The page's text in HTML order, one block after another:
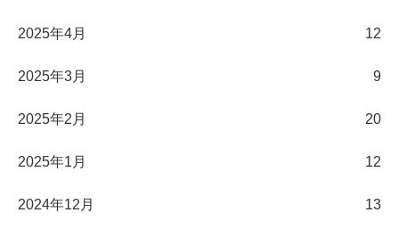
2025年4月 12
2025年3月 9
2025年2月 20
2025年1月 12
2024年12月 13